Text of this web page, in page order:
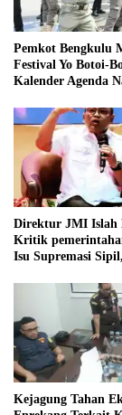
Pemkot Bengkulu
Festival Yo Botoi-
Kalender Agenda
Direktur JMI Islah
Kritik
Isu Supremasi
Kejagung Tahan